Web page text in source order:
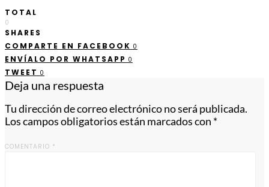
TOTAL
0
SHARES
COMPARTE EN FACEBOOK 0
ENVÍALO POR WHATSAPP 0
TWEET 0
Deja una respuesta
Tu dirección de correo electrónico no será publicada.
Los campos obligatorios están marcados con *
COMENTARIO *